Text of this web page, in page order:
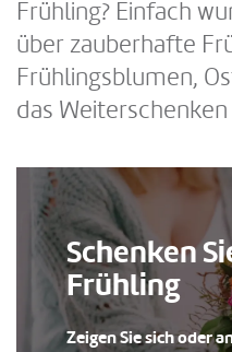
Frühling? Einfach
über zauberhafte
Frühlingsblumen,
das
Schenken
Frühling
Zeigen Sie sich oder